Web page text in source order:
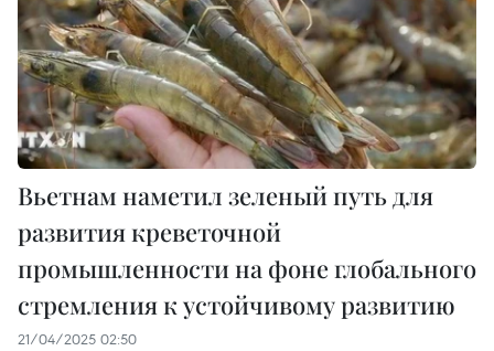
Вьетнам наметил зеленый путь для
развития креветочной
промышленности на фоне глобального
стремления к устойчивому развитию
21/04/2025 02:50